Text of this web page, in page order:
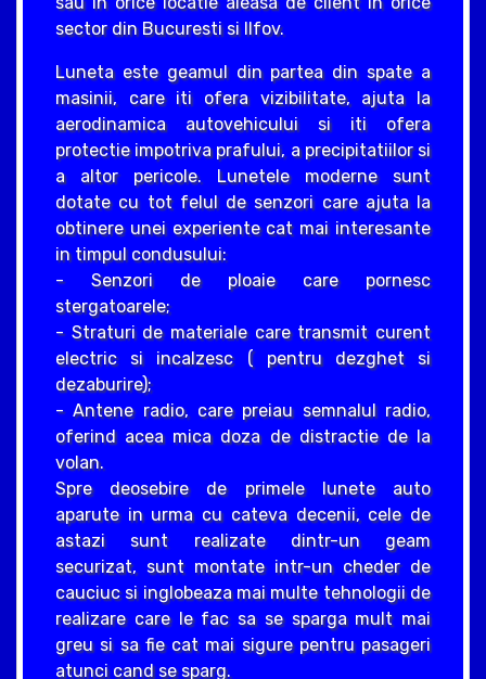
sector din Bucuresti si Ilfov.
Luneta este geamul din partea din spate a
masinii, care iti ofera vizibilitate, ajuta la
aerodinamica autovehicului si iti ofera
protectie impotriva prafului, a precipitatiilor si
a altor pericole. Lunetele moderne sunt
dotate cu tot felul de senzori care ajuta la
obtinere unei experiente cat mai interesante
in timpul condusului:
- Senzori de ploaie care pornesc
stergatoarele;
- Straturi de materiale care transmit curent
electric si incalzesc ( pentru dezghet si
dezaburire);
- Antene radio, care preiau semnalul radio,
oferind acea mica doza de distractie de la
volan.
Spre deosebire de primele lunete auto
aparute in urma cu cateva decenii, cele de
astazi sunt realizate dintr-un geam
securizat, sunt montate intr-un cheder de
cauciuc si inglobeaza mai multe tehnologii de
realizare care le fac sa se sparga mult mai
greu si sa fie cat mai sigure pentru pasageri
atunci cand se sparg.